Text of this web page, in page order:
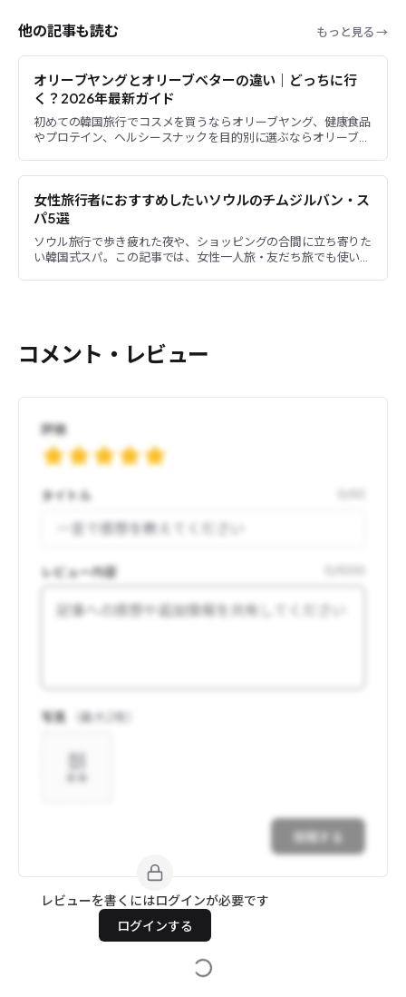
他の記事も読む もっと見る →
オリーブヤングとオリーブベターの違い｜どっちに行
く？2026年最新ガイド
初めての韓国旅行でコスメを買うならオリーブヤング、健康食品
やプロテイン、ヘルシースナックを目的別に選ぶならオリーブベ
女性旅行者におすすめしたいソウルのチムジルバン・ス
パ5選
ソウル旅行で歩き疲れた夜や、ショッピングの合間に立ち寄りた
い韓国式スパ。この記事では、女性一人旅・友だち旅でも使いや
コメント・レビュー
評価
タイトル
レビュー内容
写真 （最大 枚）
投稿する
レビューを書くにはログインが必要です
ログインする